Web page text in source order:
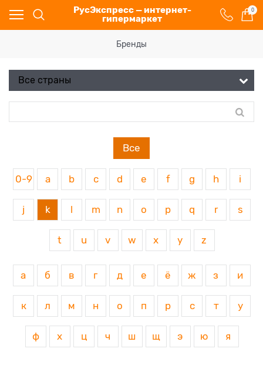
РусЭкспресс — интернет-
гипермаркет
0
Бренды
Все
0-9 a b c d e f g h i
j k m n o p q r s
t u v w x y z
а б в г д е ё ж з и
к л м н о п р с т у
ф х ц ч ш щ э ю я